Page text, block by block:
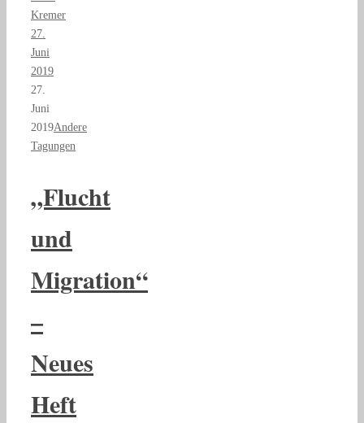
Kremer
27.
Juni
2019
27.
Juni
2019Andere
Tagungen
„Flucht
und
Migration“
–
Neues
Heft